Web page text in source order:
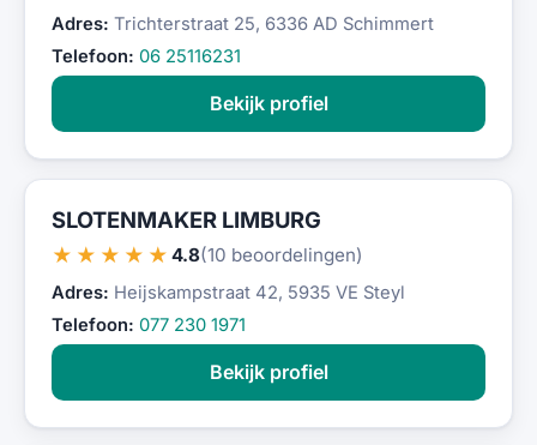
Adres: Trichterstraat 25, 6336 AD Schimmert
Telefoon: 06 25116231
Bekijk profiel
SLOTENMAKER LIMBURG
★★★★★ 4.8(10 beoordelingen)
Adres: Heijskampstraat 42, 5935 VE Steyl
Telefoon: 077 230 1971
Bekijk profiel